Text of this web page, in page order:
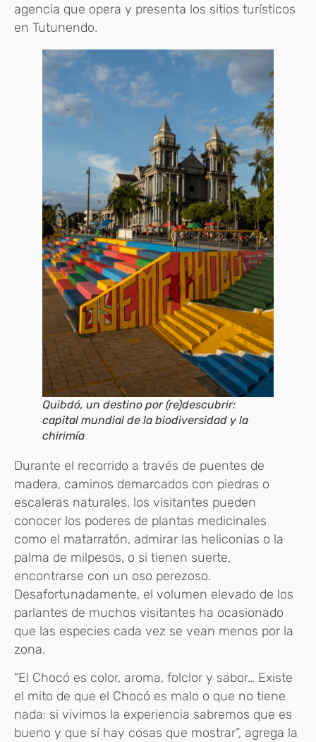
agencia que opera y presenta los sitios turísticos
en Tutunendo.
Quibdó, un destino por (re)descubrir:
capital mundial de la biodiversidad y la
chirimía
Durante el recorrido a través de puentes de
madera, caminos demarcados con piedras o
escaleras naturales, los visitantes pueden
conocer los poderes de plantas medicinales
como el matarratón, admirar las heliconias o la
palma de milpesos, o si tienen suerte,
encontrarse con un oso perezoso.
Desafortunadamente, el volumen elevado de los
parlantes de muchos visitantes ha ocasionado
que las especies cada vez se vean menos por la
zona.
“El Chocó es color, aroma, folclor y sabor… Existe
el mito de que el Chocó es malo o que no tiene
nada: si vivimos la experiencia sabremos que es
bueno y que sí hay cosas que mostrar”, agrega la